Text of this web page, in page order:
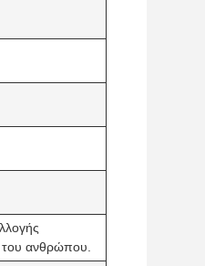
του ανθρώπου.